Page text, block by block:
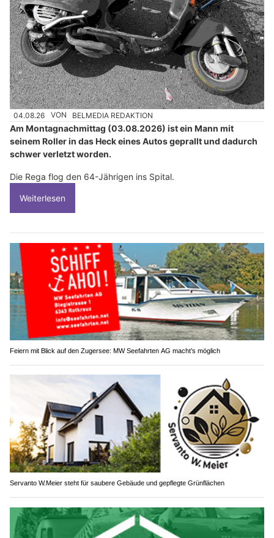
04.08.26 VON BELMEDIA REDAKTION
Am Montagnachmittag (03.08.2026) ist ein Mann mit
seinem Roller in das Heck eines Autos geprallt und dadurch
schwer verletzt worden.
Die Rega flog den 64-Jährigen ins Spital.
Weiterlesen
Feiern mit Blick auf den Zugersee: MW Seefahrten AG macht’s möglich
Servanto W.Meier steht für saubere Gebäude und gepflegte Grünflächen